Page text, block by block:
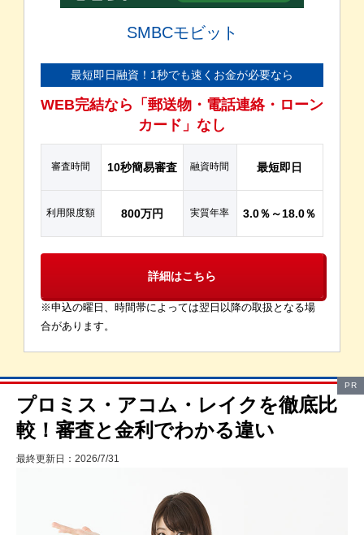
SMBCモビット
最短即日融資！1秒でも速くお金が必要なら
WEB完結なら「郵送物・電話連絡・ローン
カード」なし
審査時間 10秒簡易審査 融資時間 最短即日
利用限度額 800万円 実質年率 3.0％～18.0％
詳細はこちら
※申込の曜日、時間帯によっては翌日以降の取扱となる場
合があります。
PR
プロミス・アコム・レイクを徹底比
較！審査と金利でわかる違い
最終更新日：2026/7/31